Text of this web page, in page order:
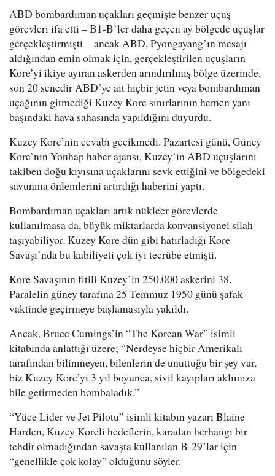
ABD bombardıman uçakları geçmişte benzer uçuş
görevleri ifa etti – B1-B’ler daha geçen ay bölgede uçuşlar
gerçekleştirmişti—ancak ABD, Pyongayang’ın mesajı
aldığından emin olmak için, gerçekleştirilen uçuşların
Kore’yi ikiye ayıran askerden arındırılmış bölge üzerinde,
son 20 senedir ABD’ye ait hiçbir jetin veya bombardıman
uçağının gitmediği Kuzey Kore sınırlarının hemen yanı
başındaki hava sahasında yapıldığını duyurdu.
Kuzey Kore’nin cevabı gecikmedi. Pazartesi günü, Güney
Kore’nin Yonhap haber ajansı, Kuzey’in ABD uçuşlarını
takiben doğu kıyısına uçaklarını sevk ettiğini ve bölgedeki
savunma önlemlerini artırdığı haberini yaptı.
Bombardıman uçakları artık nükleer görevlerde
kullanılmasa da, büyük miktarlarda konvansiyonel silah
taşıyabiliyor. Kuzey Kore dün gibi hatırladığı Kore
Savaşı’nda bu kabiliyeti çok iyi tecrübe etmişti.
Kore Savaşının fitili Kuzey’in 250.000 askerini 38.
Paralelin güney tarafına 25 Temmuz 1950 günü şafak
vaktinde geçirmeye başlamasıyla yakıldı.
Ancak, Bruce Cumings’in “The Korean War” isimli
kitabında anlattığı üzere; “Nerdeyse hiçbir Amerikalı
tarafından bilinmeyen, bilenlerin de unuttuğu bir şey var,
biz Kuzey Kore’yi 3 yıl boyunca, sivil kayıpları aklımıza
bile getirmeden bombaladık.”
“Yüce Lider ve Jet Pilotu” isimli kitabın yazarı Blaine
Harden, Kuzey Koreli hedeflerin, karadan herhangi bir
tehdit olmadığından savaşta kullanılan B-29’lar için
“genellikle çok kolay” olduğunu söyler.